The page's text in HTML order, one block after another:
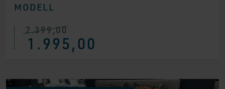
MODELL
2.399,00
Ursprünglicher
Preis
war:1.995,00
Aktueller
Preis
ist: